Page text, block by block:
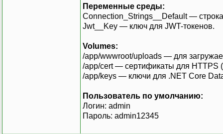
Переменные среды:
Connection_Strings__Default —
Jwt__Key — ключ для JWT-токенов.
Volumes:
/app/wwwroot/uploads — для
/app/cert — сертификаты для HTTPS
/app/keys — ключи для .NET Core
Пользователь по умолчанию:
Логин: admin
Пароль: admin12345